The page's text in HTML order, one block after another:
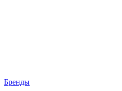
Бренды